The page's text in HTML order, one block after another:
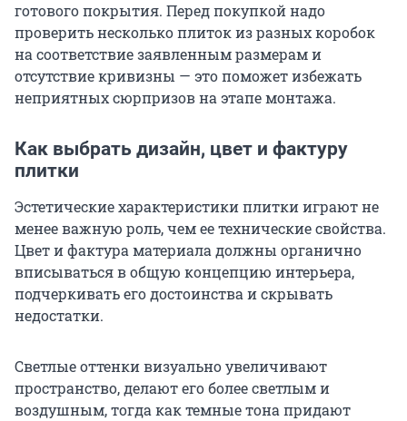
готового покрытия. Перед покупкой надо
проверить несколько плиток из разных коробок
на соответствие заявленным размерам и
отсутствие кривизны — это поможет избежать
неприятных сюрпризов на этапе монтажа.
Как выбрать дизайн, цвет и фактуру
плитки
Эстетические характеристики плитки играют не
менее важную роль, чем ее технические свойства.
Цвет и фактура материала должны органично
вписываться в общую концепцию интерьера,
подчеркивать его достоинства и скрывать
недостатки.
Светлые оттенки визуально увеличивают
пространство, делают его более светлым и
воздушным, тогда как темные тона придают